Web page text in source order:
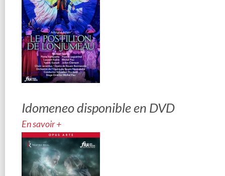
Idomeneo disponible en DVD
En savoir +